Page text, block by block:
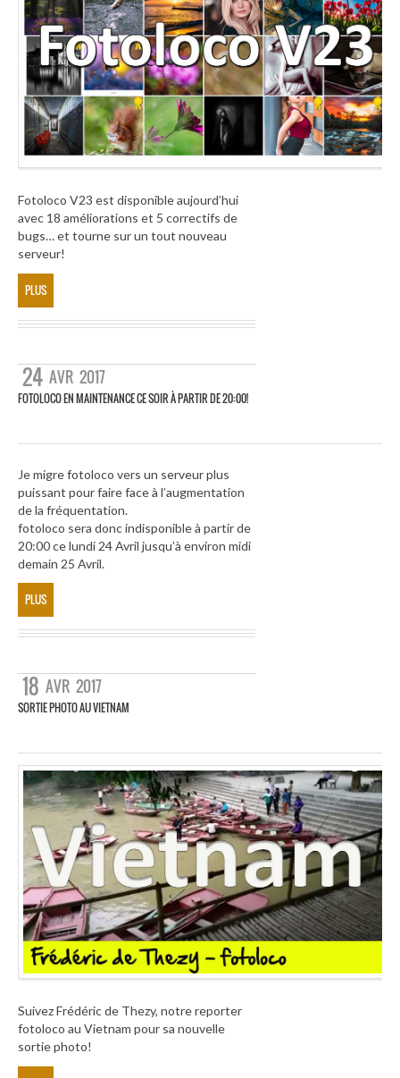
Fotoloco V23 est disponible aujourd’hui
avec 18 améliorations et 5 correctifs de
bugs… et tourne sur un tout nouveau
serveur!
PLUS
24 AVR 2017
FOTOLOCO EN MAINTENANCE CE SOIR À PARTIR DE 20:00!
Je migre fotoloco vers un serveur plus
puissant pour faire face à l’augmentation
de la fréquentation.
fotoloco sera donc indisponible à partir de
20:00 ce lundi 24 Avril jusqu’à environ midi
demain 25 Avril.
PLUS
18 AVR 2017
SORTIE PHOTO AU VIETNAM
Suivez Frédéric de Thezy, notre reporter
fotoloco au Vietnam pour sa nouvelle
sortie photo!